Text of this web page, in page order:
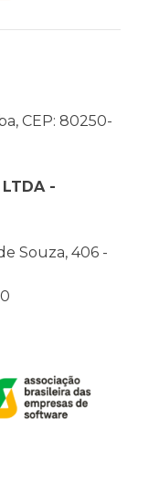
CEP: 80250-
LTDA -
Souza, 406 -